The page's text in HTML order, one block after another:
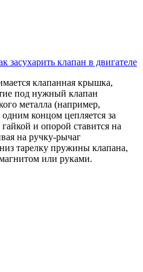
засухарить клапан в двигателе
клапанная крышка,
под нужный клапан
металла (например,
концом цепляется за
и опорой ставится на
на ручку-рычаг
тарелку пружины клапана,
или руками.